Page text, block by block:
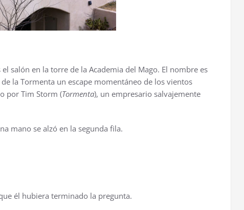
salón en la torre de la Academia del Mago. El nombre es
la Tormenta un escape momentáneo de los vientos
por Tim Storm (Tormenta), un empresario salvajemente
mano se alzó en la segunda fila.
él hubiera terminado la pregunta.